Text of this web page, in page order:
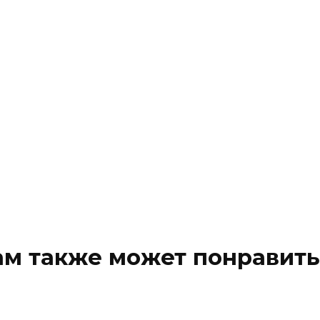
также может